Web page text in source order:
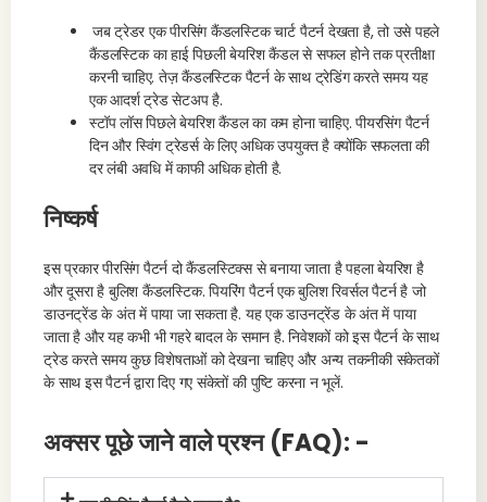
जब ट्रेडर एक पीरसिंग कैंडलस्टिक चार्ट पैटर्न देखता है, तो उसे पहले
कैंडलस्टिक का हाई पिछली बेयरिश कैंडल से सफल होने तक प्रतीक्षा
करनी चाहिए. तेज़ कैंडलस्टिक पैटर्न के साथ ट्रेडिंग करते समय यह
एक आदर्श ट्रेड सेटअप है.
स्टॉप लॉस पिछले बेयरिश कैंडल का कम होना चाहिए. पीयरसिंग पैटर्न
दिन और स्विंग ट्रेडर्स के लिए अधिक उपयुक्त है क्योंकि सफलता की
दर लंबी अवधि में काफी अधिक होती है.
निष्कर्ष
इस प्रकार पीरसिंग पैटर्न दो कैंडलस्टिक्स से बनाया जाता है पहला बेयरिश है
और दूसरा है बुलिश कैंडलस्टिक. पियरिंग पैटर्न एक बुलिश रिवर्सल पैटर्न है जो
डाउनट्रेंड के अंत में पाया जा सकता है. यह एक डाउनट्रेंड के अंत में पाया
जाता है और यह कभी भी गहरे बादल के समान है. निवेशकों को इस पैटर्न के साथ
ट्रेड करते समय कुछ विशेषताओं को देखना चाहिए और अन्य तकनीकी संकेतकों
के साथ इस पैटर्न द्वारा दिए गए संकेतों की पुष्टि करना न भूलें.
अक्सर पूछे जाने वाले प्रश्न (FAQ): -